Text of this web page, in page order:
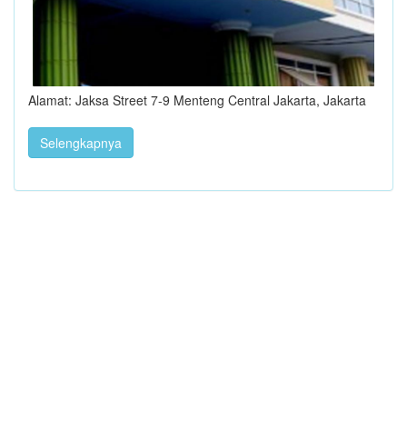
Alamat: Jaksa Street 7-9 Menteng Central Jakarta, Jakarta
Selengkapnya